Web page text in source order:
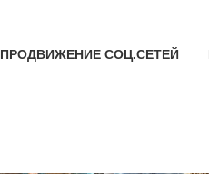
ПРОДВИЖЕНИЕ СОЦ.СЕТЕЙ